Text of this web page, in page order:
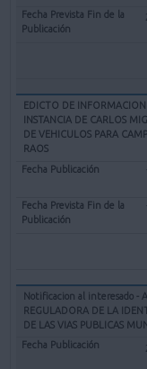
EDICTO DE
INSTANCIA DE CARLOS
DE VEHICULOS PARA
RAOS
Notificacion al interesado -
REGULADORA DE LA
DE LAS VIAS PUBLICAS